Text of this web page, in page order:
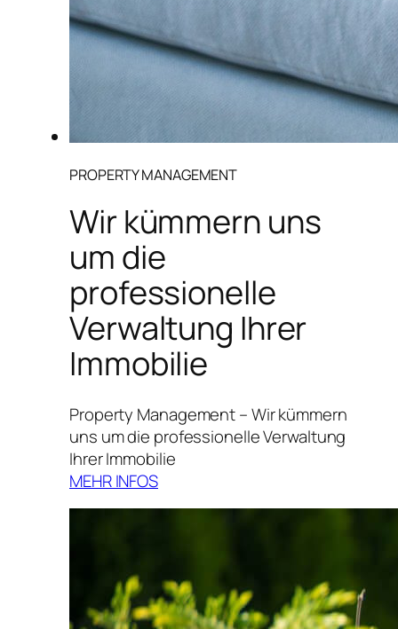
PROPERTY MANAGEMENT
Wir kümmern uns
um die
professionelle
Verwaltung Ihrer
Immobilie
Property Management – Wir kümmern
uns um die professionelle Verwaltung
Ihrer Immobilie
MEHR INFOS